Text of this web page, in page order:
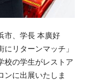
市、学長 本廣好
リターンマッチ」
校の学生がレストア
ンに出展いたしま